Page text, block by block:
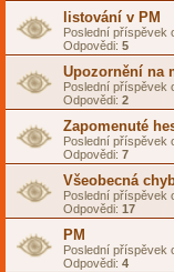
listování v PM
Poslední příspěvek
Odpovědi: 5
Upozornění na
Poslední příspěvek
Odpovědi: 2
Zapomenuté
Poslední příspěvek
Odpovědi: 7
Všeobecná
Poslední příspěvek
Odpovědi: 17
PM
Poslední příspěvek
Odpovědi: 4